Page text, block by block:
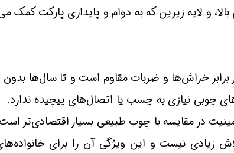
و لایه زیرین که به دوام و پایداری پارکت کمک
خراش‌ها و ضربات مقاوم است و تا سال‌ها بدون
نیازی به چسب یا اتصال‌های پیچیده ندارد.
در مقایسه با چوب طبیعی بسیار اقتصادی‌تر
زیادی نیست و این ویژگی آن را برای